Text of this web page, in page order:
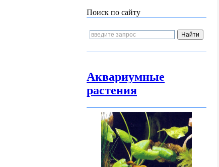
Поиск по сайту
Аквариумные
растения